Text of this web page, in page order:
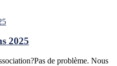
2025
de problème. Nous